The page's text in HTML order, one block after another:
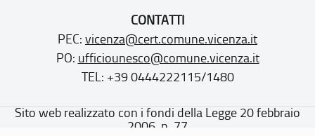
CONTATTI
PEC: vicenza@cert.comune.vicenza.it
PO: ufficiounesco@comune.vicenza.it
TEL: +39 0444222115/1480
Sito web realizzato con i fondi della Legge 20 febbraio
2006, n. 77